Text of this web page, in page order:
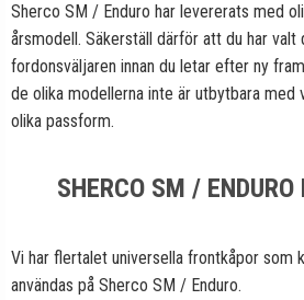
Sherco SM / Enduro har levererats med
årsmodell. Säkerställ därför att du har valt
fordonsväljaren innan du letar efter ny
de olika modellerna inte är utbytbara med
olika passform.
SHERCO SM /
Vi har flertalet universella frontkåpor som
användas på Sherco SM / Enduro.